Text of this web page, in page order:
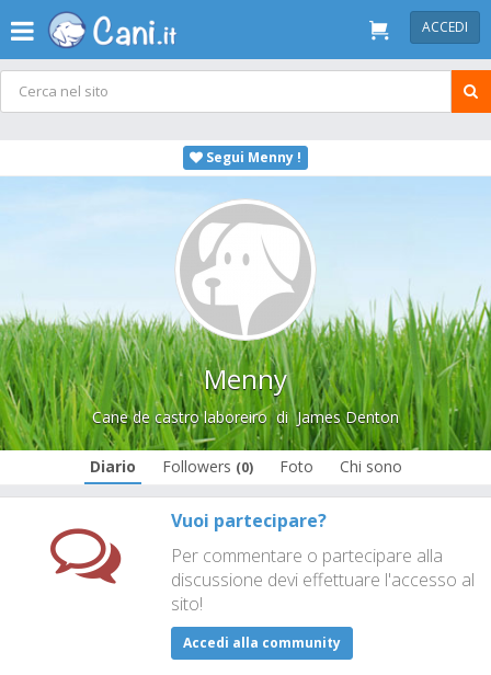
ACCEDI
Segui Menny !
Menny
Cane de castro laboreirodiJames Denton
Diario Followers (0) Foto Chi sono
Vuoi partecipare?
Per commentare o partecipare alla
discussione devi effettuare l'accesso al
sito!
Accedi alla community